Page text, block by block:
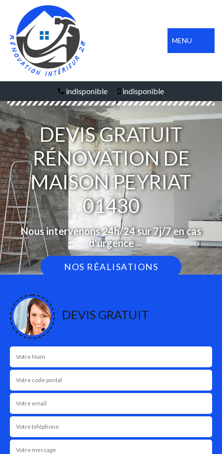
MENU
indisponible indisponible
DEVIS GRATUIT
RÉNOVATION DE
MAISON PEYRIAT
01430
Nous intervenons 24h/24 sur 7j/7 en cas
d'urgence
NOS RÉALISATIONS
DEVIS GRATUIT